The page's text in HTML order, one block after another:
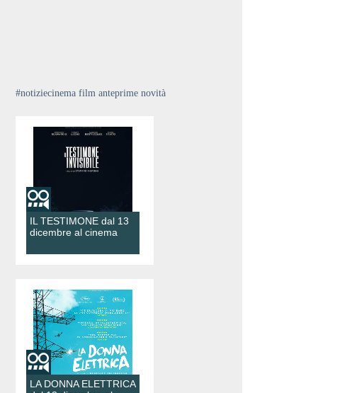
#notiziecinema film anteprime novità
IL TESTIMONE dal 13
dicembre al cinema
LA DONNA ELETTRICA